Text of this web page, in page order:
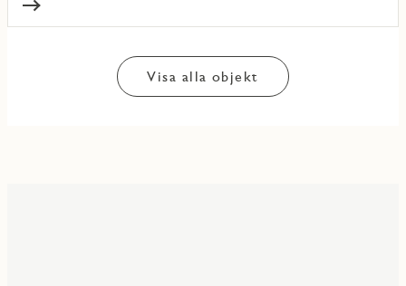
Visa alla objekt